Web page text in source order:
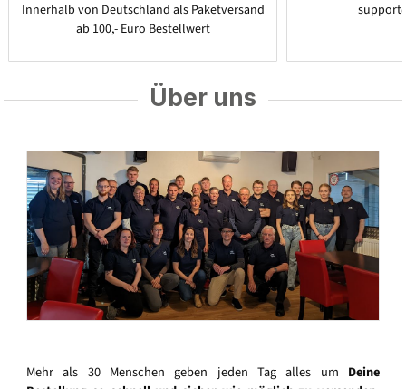
Innerhalb von Deutschland als Paketversand
ab 100,- Euro Bestellwert
Über uns
Mehr als 30 Menschen geben jeden Tag alles um Deine